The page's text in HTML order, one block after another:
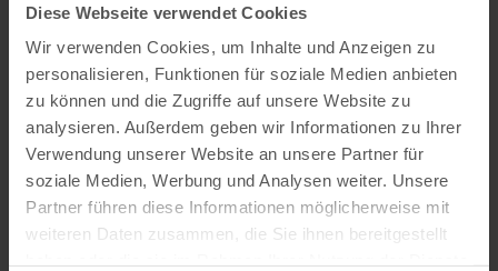
Diese Webseite verwendet Cookies
Wir verwenden Cookies, um Inhalte und Anzeigen zu
personalisieren, Funktionen für soziale Medien anbieten
zu können und die Zugriffe auf unsere Website zu
analysieren. Außerdem geben wir Informationen zu Ihrer
Verwendung unserer Website an unsere Partner für
soziale Medien, Werbung und Analysen weiter. Unsere
Partner führen diese Informationen möglicherweise mit
weiteren Daten zusammen, die Sie ihnen bereitgestellt